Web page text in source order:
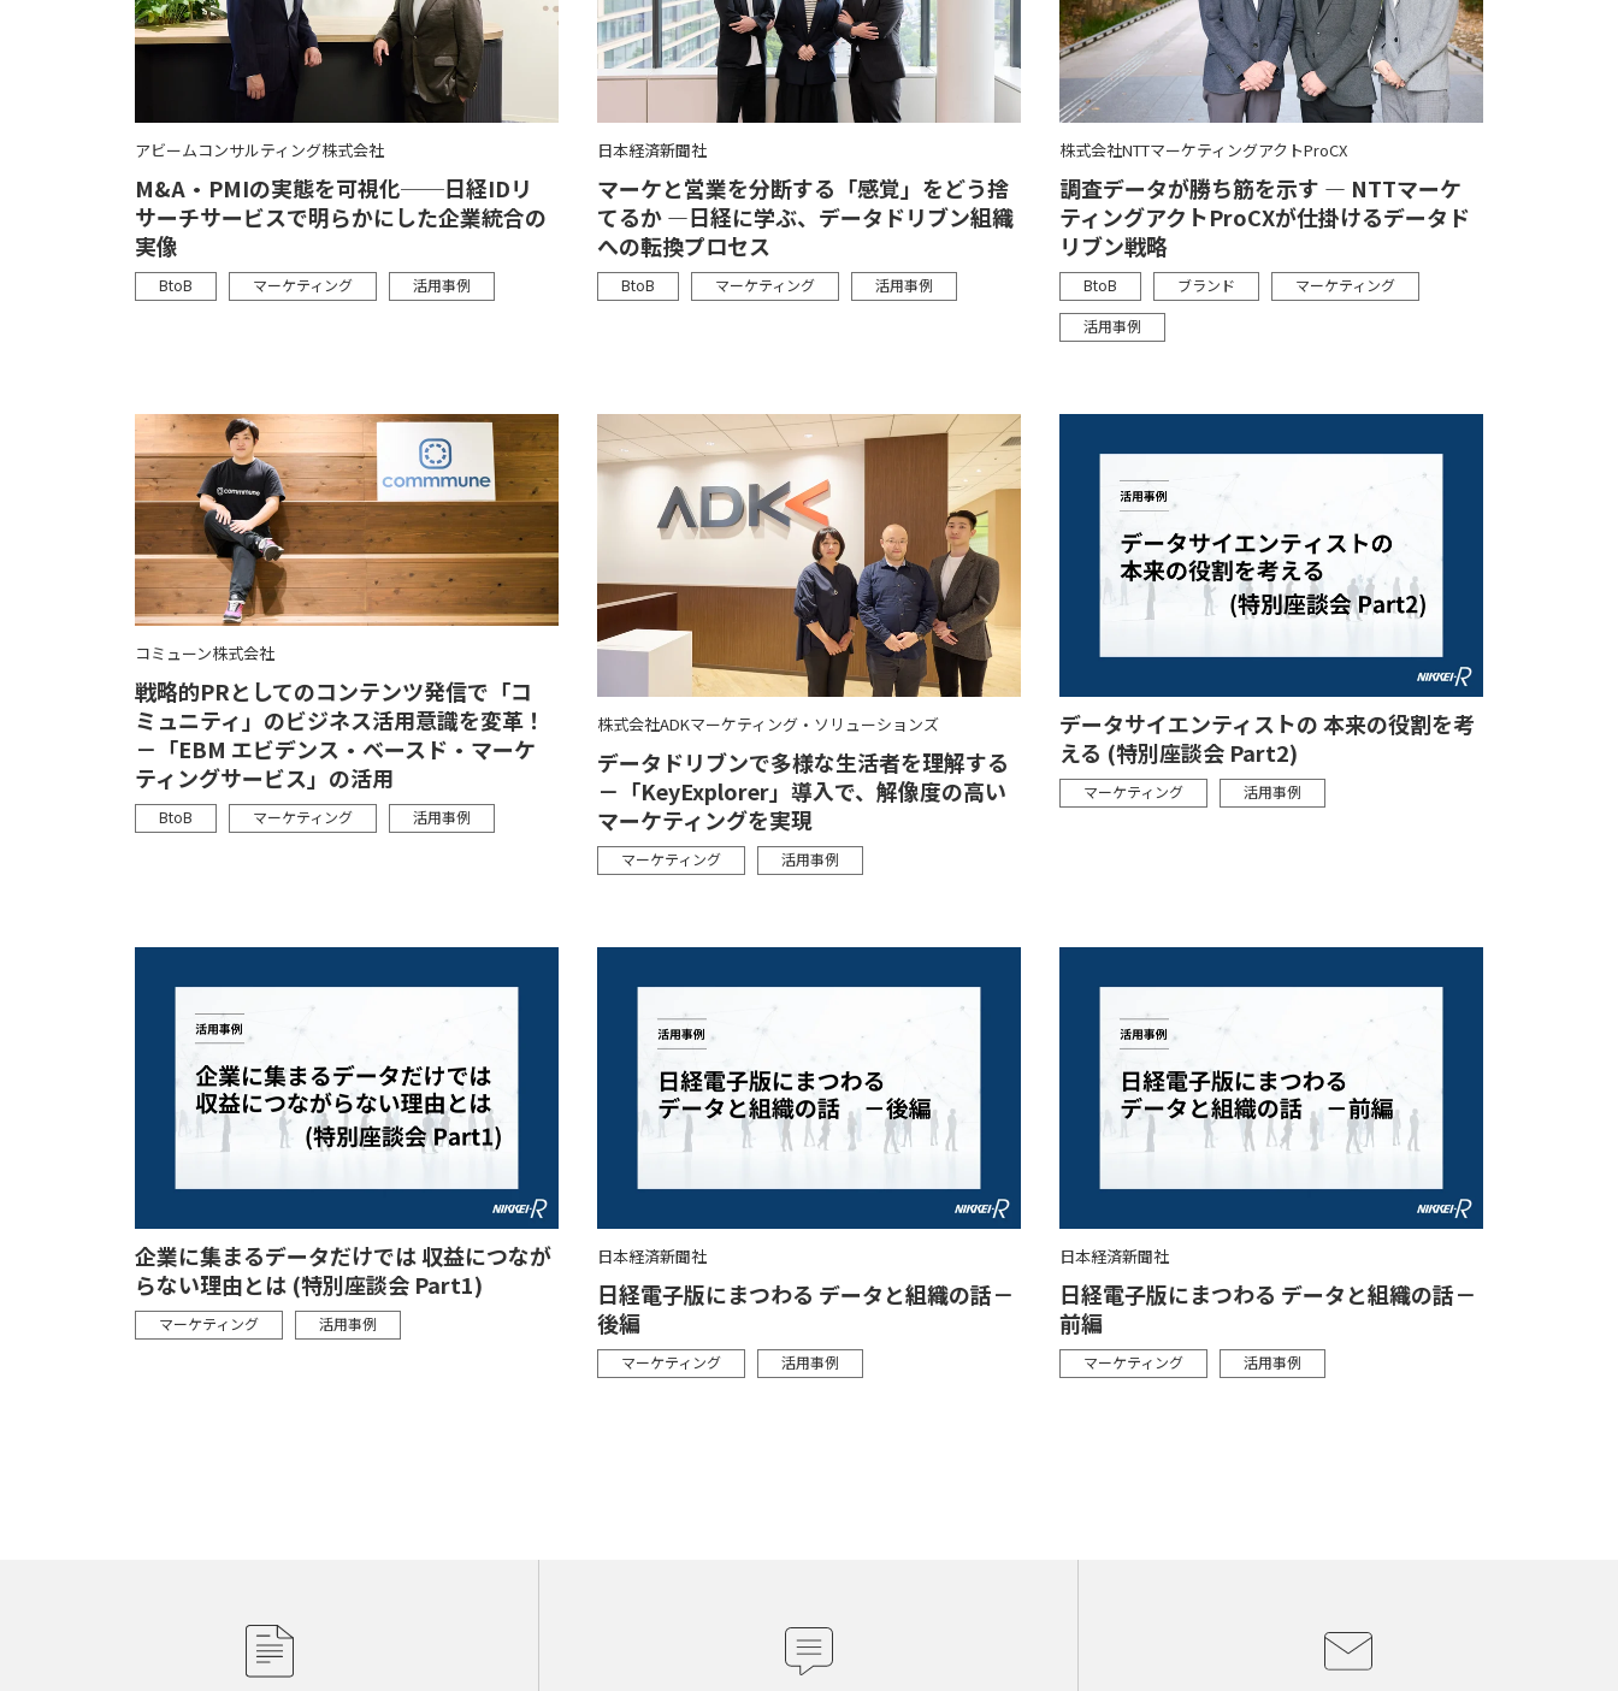
アビームコンサルティング株式会社
M&A・PMIの実態を可視化──日経IDリ
サーチサービスで明らかにした企業統合の
実像
BtoB マーケティング 活用事例
日本経済新聞社
マーケと営業を分断する「感覚」をどう捨
てるか ―日経に学ぶ、データドリブン組織
への転換プロセス
BtoB マーケティング 活用事例
株式会社NTTマーケティングアクトProCX
調査データが勝ち筋を示す ― NTTマーケ
ティングアクトProCXが仕掛けるデータド
リブン戦略
BtoB ブランド
マーケティング
活用事例
コミューン株式会社
戦略的PRとしてのコンテンツ発信で「コ
ミュニティ」のビジネス活用意識を変革！
－「EBM エビデンス・ベースド・マーケ
ティングサービス」の活用
BtoB マーケティング 活用事例
株式会社ADKマーケティング・ソリューションズ
データドリブンで多様な生活者を理解する
－「KeyExplorer」導入で、解像度の高い
マーケティングを実現
マーケティング 活用事例
データサイエンティストの 本来の役割を考
える (特別座談会 Part2)
マーケティング 活用事例
企業に集まるデータだけでは 収益につなが
らない理由とは (特別座談会 Part1)
マーケティング 活用事例
日本経済新聞社
日経電子版にまつわる データと組織の話－
後編
マーケティング 活用事例
日本経済新聞社
日経電子版にまつわる データと組織の話－
前編
マーケティング 活用事例